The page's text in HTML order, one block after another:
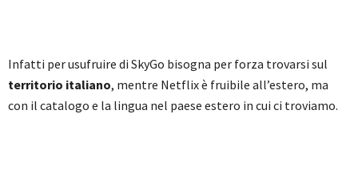
Infatti per usufruire di SkyGo bisogna per forza trovarsi sul
territorio italiano, mentre Netflix è fruibile all’estero, ma
con il catalogo e la lingua nel paese estero in cui ci troviamo.